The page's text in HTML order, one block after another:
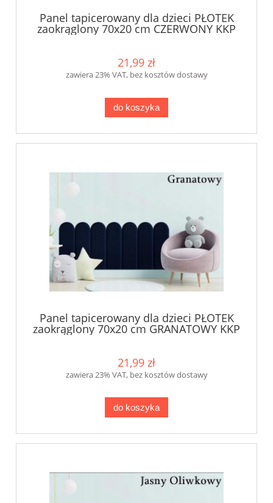
Panel tapicerowany dla dzieci PŁOTEK
zaokrąglony 70x20 cm CZERWONY KKP
21,99 zł
zawiera 23% VAT, bez kosztów dostawy
do koszyka
Panel tapicerowany dla dzieci PŁOTEK
zaokrąglony 70x20 cm GRANATOWY KKP
21,99 zł
zawiera 23% VAT, bez kosztów dostawy
do koszyka